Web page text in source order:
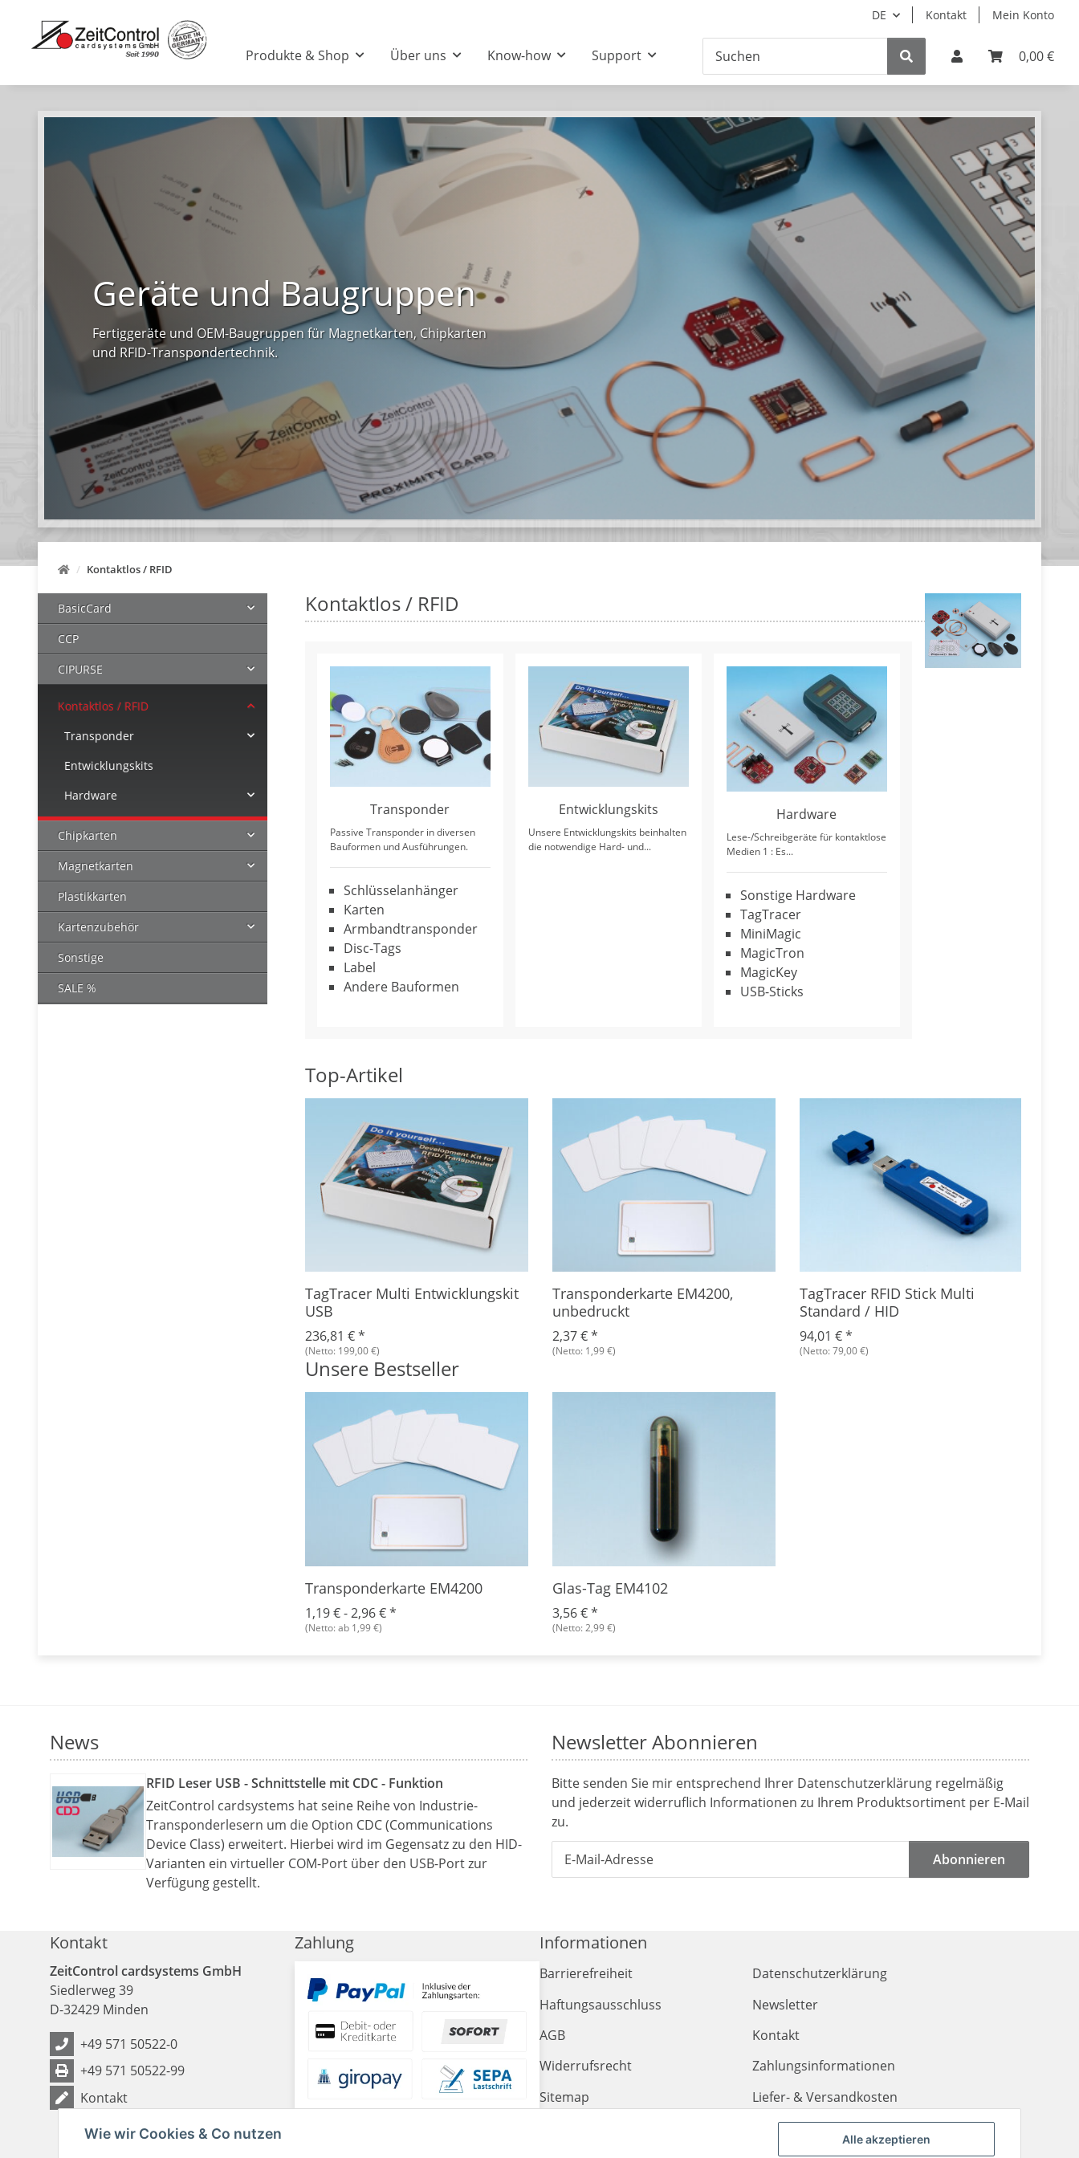
Alle akzeptieren
Wie wir Cookies & Co nutzen
DE Kontakt Mein Konto
0,00 €
Produkte & Shop Über uns Know-how Support
Geräte und Baugruppen
Fertiggeräte und OEM-Baugruppen für Magnetkarten, Chipkarten
und RFID-Transpondertechnik.
Kontaktlos / RFID
Kontaktlos / RFID
Transponder
Passive Transponder in diversen
Bauformen und Ausführungen.
Schlüsselanhänger
Karten
Armbandtransponder
Disc-Tags
Label
Andere Bauformen
Entwicklungskits
Unsere Entwicklungskits beinhalten
die notwendige Hard- und...
Hardware
Lese-/Schreibgeräte für kontaktlose
Medien 1 : Es...
Sonstige Hardware
TagTracer
MiniMagic
MagicTron
MagicKey
USB-Sticks
Top-Artikel
TagTracer Multi Entwicklungskit
USB
236,81 €*
(Netto: 199,00 €)
Transponderkarte EM4200,
unbedruckt
2,37 €*
(Netto: 1,99 €)
TagTracer RFID Stick Multi
Standard / HID
94,01 €*
(Netto: 79,00 €)
Unsere Bestseller
Transponderkarte EM4200
1,19 € -2,96 €*
(Netto: ab 1,99 €)
Glas-Tag EM4102
3,56 €*
(Netto: 2,99 €)
BasicCard
CCP
CIPURSE
Kontaktlos / RFID
Transponder
Entwicklungskits
Hardware
Chipkarten
Magnetkarten
Plastikkarten
Kartenzubehör
Sonstige
SALE %
News
RFID Leser USB - Schnittstelle mit CDC - Funktion
ZeitControl cardsystems hat seine Reihe von Industrie-
Transponderlesern um die Option CDC (Communications
Device Class) erweitert. Hierbei wird im Gegensatz zu den HID-
Varianten ein virtueller COM-Port über den USB-Port zur
Verfügung gestellt.
Newsletter Abonnieren
Bitte senden Sie mir entsprechend Ihrer Datenschutzerklärung regelmäßig
und jederzeit widerruflich Informationen zu Ihrem Produktsortiment per E-Mail
zu.
Abonnieren
Kontakt
ZeitControl cardsystems GmbH
Siedlerweg 39
D-32429 Minden
+49 571 50522-0
+49 571 50522-99
Kontakt
Zahlung Informationen
Barrierefreiheit
Datenschutzerklärung
Haftungsausschluss
Newsletter
AGB
Kontakt
Widerrufsrecht
Zahlungsinformationen
Sitemap
Liefer- & Versandkosten